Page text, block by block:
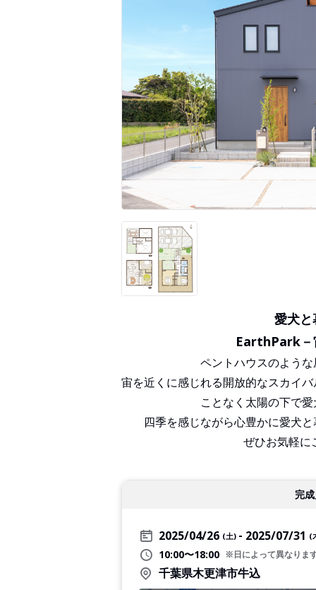
愛犬
EarthPark－
ペントハウスのよう
宙を近くに感じれる開放的なスカイ
ことなく太陽の下で
四季を感じながら心豊かに愛犬
ぜひお気軽に
完
2025/04/26 (土) 2025/07/31 (
10:00〜18:00 ※日によって異なりま
千葉県木更津市牛込